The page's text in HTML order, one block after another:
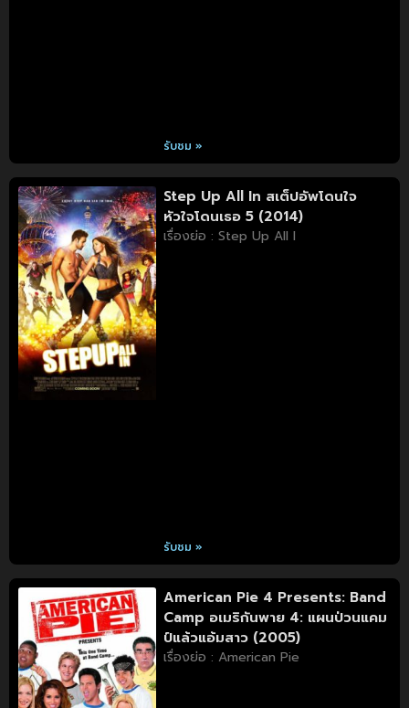
รับชม »
Step Up All In สเต็ปอัพโดนใจ
หัวใจโดนเธอ 5 (2014)
เรื่องย่อ : Step Up All I
รับชม »
American Pie 4 Presents: Band
Camp อเมริกันพาย 4: แผนป่วนแคม
ป์แล้วแอ้มสาว (2005)
เรื่องย่อ : American Pie